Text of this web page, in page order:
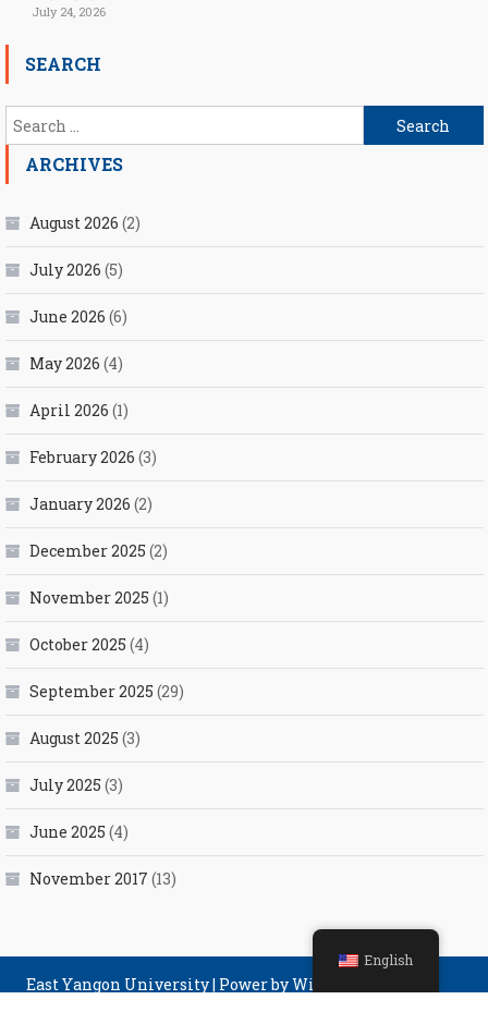
July 24, 2026
SEARCH
Search
for:
ARCHIVES
August 2026 (2)
July 2026 (5)
June 2026 (6)
May 2026 (4)
April 2026 (1)
February 2026 (3)
January 2026 (2)
December 2025 (2)
November 2025 (1)
October 2025 (4)
September 2025 (29)
August 2025 (3)
July 2025 (3)
June 2025 (4)
November 2017 (13)
East Yangon University| Power by Winner Computer
English